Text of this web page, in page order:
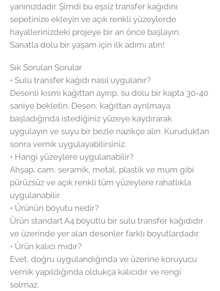
yanınızdadır. Şimdi bu eşsiz transfer kağıdını
sepetinize ekleyin ve açık renkli yüzeylerde
hayallerinizdeki projeye bir an önce başlayın.
Sanatla dolu bir yaşam için ilk adımı atın!
Sık Sorulan Sorular
• Sulu transfer kağıdı nasıl uygulanır?
Desenli kısmı kağıttan ayırıp, su dolu bir kapta 30-40
saniye bekletin. Desen, kağıttan ayrılmaya
başladığında istediğiniz yüzeye kaydırarak
uygulayın ve suyu bir bezle nazikçe alın. Kuruduktan
sonra vernik uygulayabilirsiniz.
• Hangi yüzeylere uygulanabilir?
Ahşap, cam, seramik, metal, plastik ve mum gibi
pürüzsüz ve açık renkli tüm yüzeylere rahatlıkla
uygulanabilir.
• Ürünün boyutu nedir?
Ürün standart A4 boyutlu bir sulu transfer kağıdıdır
ve üzerinde yer alan desenler farklı boyutlardadır.
• Ürün kalıcı mıdır?
Evet, doğru uygulandığında ve üzerine koruyucu
vernik yapıldığında oldukça kalıcıdır ve rengi
solmaz.